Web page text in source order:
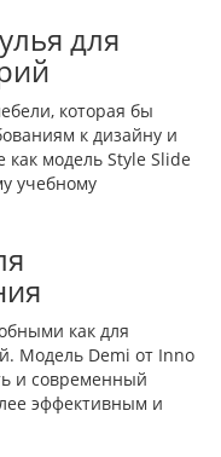
для
которая бы
к дизайну и
как модель Style Slide
учебному
как для
Модель Demi от Inno
и современный
эффективным и